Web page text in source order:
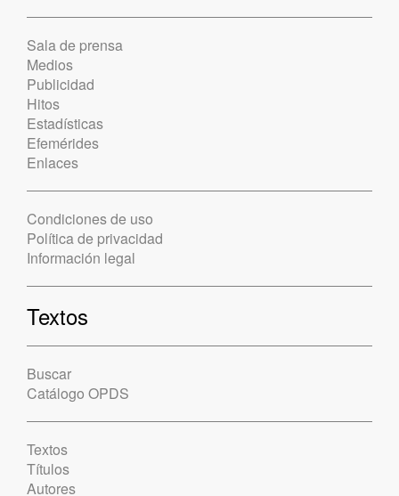
Sala de prensa
Medios
Publicidad
Hitos
Estadísticas
Efemérides
Enlaces
Condiciones de uso
Política de privacidad
Información legal
Textos
Buscar
Catálogo OPDS
Textos
Títulos
Autores